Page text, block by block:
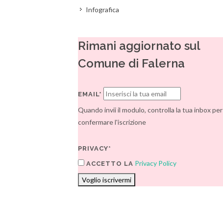
Infografica
Rimani aggiornato sul
Comune di Falerna
EMAIL*
Quando invii il modulo, controlla la tua inbox per
confermare l'iscrizione
PRIVACY*
ACCETTO LA Privacy Policy
Voglio iscrivermi